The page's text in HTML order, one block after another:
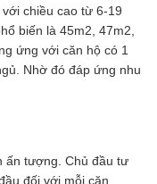
chiều cao từ 6-19
biến là 45m2, 47m2,
ứng với căn hộ có 1
Nhờ đó đáp ứng nhu
ấn tượng. Chủ đầu tư
đối với mỗi căn